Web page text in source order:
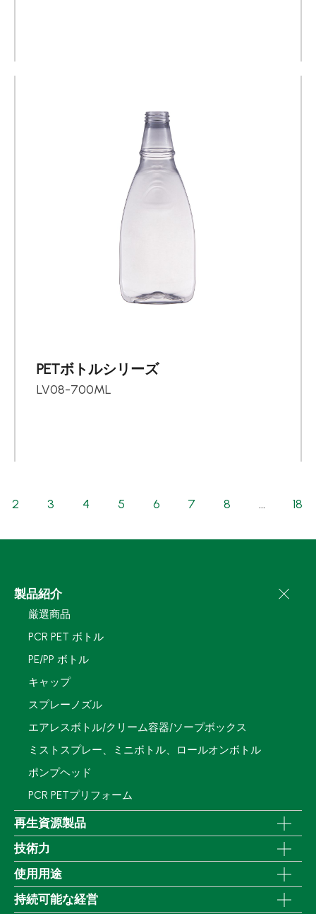
PETボトルシリーズ
LV08-700ML
2 3 4 5 6 7 8 ... 18
製品紹介
厳選商品
PCR PET ボトル
PE/PP ボトル
キャップ
スプレーノズル
エアレスボトル/クリーム容器/ソープボックス
ミストスプレー、ミニボトル、ロールオンボトル
ポンプヘッド
PCR PETプリフォーム
再生資源製品
技術力
使用用途
持続可能な経営